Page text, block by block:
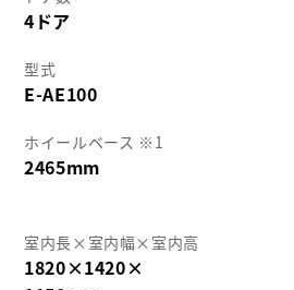
4ドア
型式
E-AE100
ホイールベース ※1
2465mm
室内長× 室内幅× 室内高
1820×1420×